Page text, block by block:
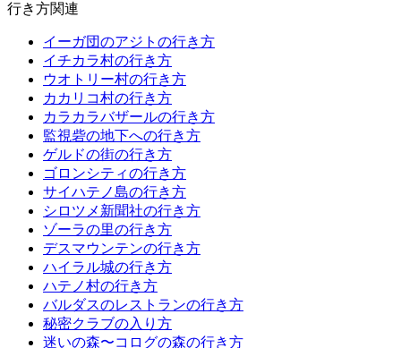
行き方関連
イーガ団のアジトの行き方
イチカラ村の行き方
ウオトリー村の行き方
カカリコ村の行き方
カラカラバザールの行き方
監視砦の地下への行き方
ゲルドの街の行き方
ゴロンシティの行き方
サイハテノ島の行き方
シロツメ新聞社の行き方
ゾーラの里の行き方
デスマウンテンの行き方
ハイラル城の行き方
ハテノ村の行き方
バルダスのレストランの行き方
秘密クラブの入り方
迷いの森〜コログの森の行き方